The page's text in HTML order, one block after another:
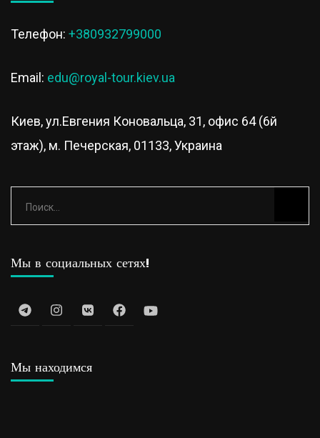
Телефон: +380932799000
Email: edu@royal-tour.kiev.ua
Киев, ул.Евгения Коновальца, 31, офис 64 (6й
этаж), м. Печерская, 01133, Украина
Найти:
Мы в социальных сетях!
Мы находимся